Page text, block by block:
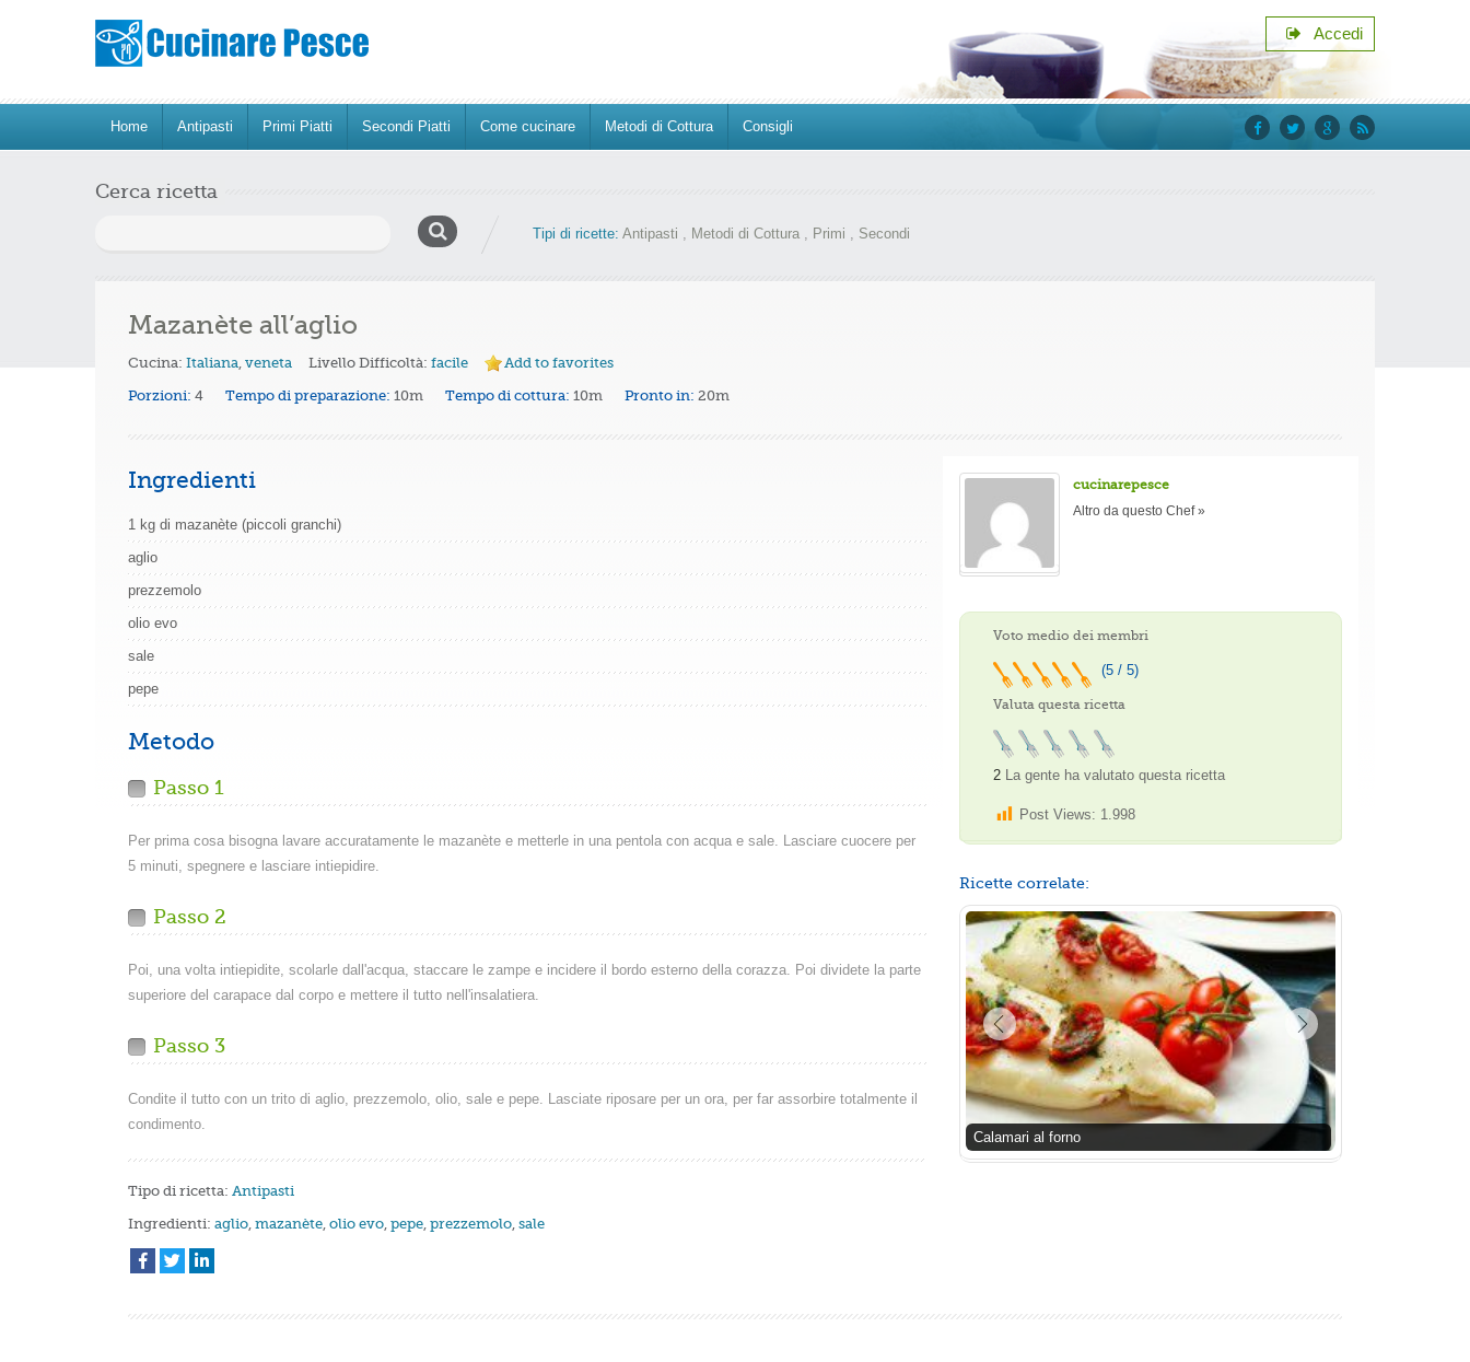
Accedi
Home Antipasti Primi Piatti Secondi Piatti Come cucinare Metodi di Cottura
Consigli
facebook
twittergoogle+
rss
Cerca ricetta
Tipi di ricette: Antipasti , Metodi di Cottura , Primi , Secondi
Mazanète all’aglio
Cucina: Italiana, veneta Livello Difficoltà: facile
Add to favorites
Porzioni: 4 Tempo di preparazione: 10m Tempo di cottura: 10m Pronto in: 20m
cucinarepesce
Altro da questo Chef »
Voto medio dei membri
(5 / 5)
Valuta questa ricetta
2 La gente ha valutato questa ricetta
Post Views: 1.998
Ricette correlate:
Calamari al forno
Ingredienti
1 kg di mazanète (piccoli granchi)
aglio
prezzemolo
olio evo
sale
pepe
Metodo
Passo 1
Per prima cosa bisogna lavare accuratamente le mazanète e metterle in una pentola con acqua e sale. Lasciare cuocere per
5 minuti, spegnere e lasciare intiepidire.
Passo 2
Poi, una volta intiepidite, scolarle dall'acqua, staccare le zampe e incidere il bordo esterno della corazza. Poi dividete la parte
superiore del carapace dal corpo e mettere il tutto nell'insalatiera.
Passo 3
Condite il tutto con un trito di aglio, prezzemolo, olio, sale e pepe. Lasciate riposare per un ora, per far assorbire totalmente il
condimento.
Tipo di ricetta: Antipasti
Ingredienti: aglio, mazanète, olio evo, pepe, prezzemolo, sale